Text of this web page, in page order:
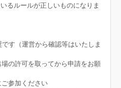
るルールが正しいものになりま
す（運営から確認等はいたしま
の許可を取ってから申請をお願
ご参加ください